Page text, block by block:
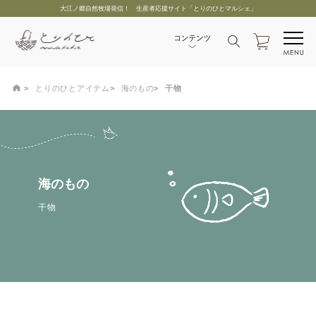
大江ノ郷自然牧場発信！ 生産者応援サイト「とりのひとマルシェ」
とりのひとアイテム 海のもの 干物
海のもの
干物